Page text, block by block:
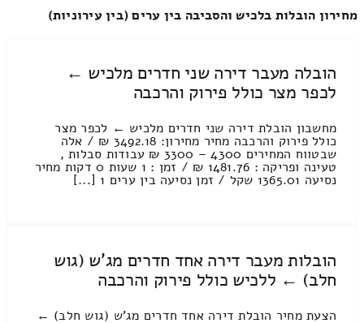
מחירון הובלות בלכיש והסביבה בין ערים (בין עירוניות)
הובלה מעבר דירה שני חדרים מלכיש ←
לכפר מצר כולל פירוק והרכבה
מחשבון הובלת דירה שני חדרים מלכיש ← לכפר מצר
כולל פירוק והרכבה מחיר מחירון: 3492.18 ₪ / אלה
שבטווח המחירים 4300 – 3300 ₪ עבודות סבלות ,
טעינה ופריקה : 1481.76 ₪ / זמן : 1 שעות 0 דקות מחיר
נסיעה 1365.01 שקל / זמן נסיעה בין ערים 1 [...]
הובלות מעבר דירה אחד חדרים מג'ש (גוש
חלב) ← ללכיש כולל פירוק והרכבה
הצעת מחיר הובלת דירה אחד חדרים מג'ש (גוש חלב) ←